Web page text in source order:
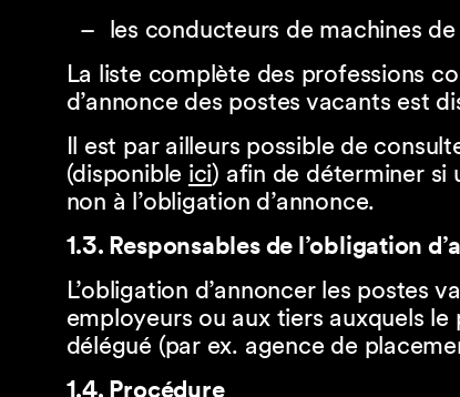
les conducteurs de machines
La liste complète des professions
d’annonce des postes vacants est
Il est par ailleurs possible de
(disponible ici) afin de déterminer si
non à l’obligation d’annonce.
​​​​​​​1.3. Responsables de l’obligation
L’obligation d’annoncer les postes
employeurs ou aux tiers auxquels
délégué (par ex. agence de
​​​​​​​1.4. Procédure